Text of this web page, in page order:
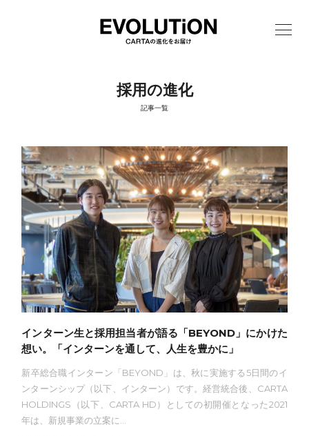
採用の進化
記事一覧
インターン生と採用担当者が語る「BEYOND」にかけた
想い。「インターンを通して、人生を豊かに」
新卒総合職インターン「BEYOND」は、秋に実施する5日間のイ
ンターンシップ（以下、インターン）です。経営統合後、CARTA
HOLDINGS（以下、CARTA HD）としての初開催となった2021
年は、新規事業の立案に...